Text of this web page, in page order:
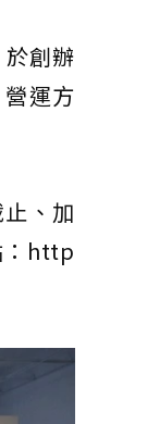
創辦
運方
、加
：http